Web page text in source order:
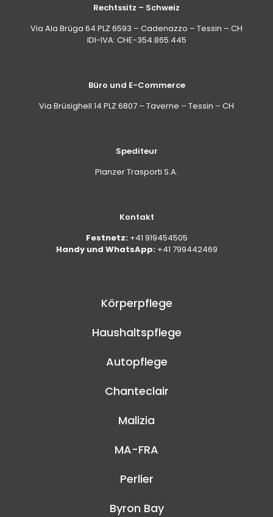
Lack führen, um Unebenheiten besser wahrzunehmen.
Rückstände auf Kontamination hin. Beim Auftragen
zeigt ein Farbwechsel in Richtung Violett an, dass das
Rechtssitz – Schweiz
Via Ala Brüga 64 PLZ 6593 – Cadenazzo – Tessin – CH
IDI-IVA: CHE-354.865.445
Büro und E-Commerce
Via Brüsighell 14 PLZ 6807 – Taverne – Tessin – CH
Spediteur
Planzer Trasporti S.A.
Kontakt
Festnetz: +41 919454505
Handy und WhatsApp: +41 799442469
Körperpflege
Haushaltspflege
Autopflege
Chanteclair
Malizia
MA-FRA
Perlier
Byron Bay